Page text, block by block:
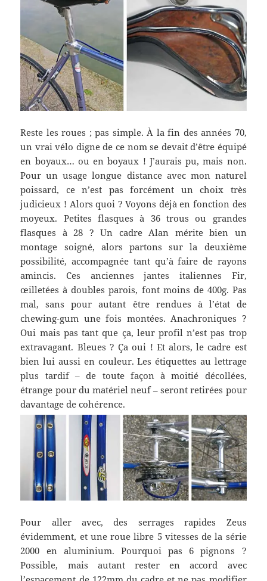
Reste les roues ; pas simple. À la fin des années 70,
un vrai vélo digne de ce nom se devait d’être équipé
en boyaux… ou en boyaux ! J’aurais pu, mais non.
Pour un usage longue distance avec mon naturel
poissard, ce n’est pas forcément un choix très
judicieux ! Alors quoi ? Voyons déjà en fonction des
moyeux. Petites flasques à 36 trous ou grandes
flasques à 28 ? Un cadre Alan mérite bien un
montage soigné, alors partons sur la deuxième
possibilité, accompagnée tant qu’à faire de rayons
amincis. Ces anciennes jantes italiennes Fir,
œilletées à doubles parois, font moins de 400g. Pas
mal, sans pour autant être rendues à l’état de
chewing-gum une fois montées. Anachroniques ?
Oui mais pas tant que ça, leur profil n’est pas trop
extravagant. Bleues ? Ça oui ! Et alors, le cadre est
bien lui aussi en couleur. Les étiquettes au lettrage
plus tardif – de toute façon à moitié décollées,
étrange pour du matériel neuf – seront retirées pour
davantage de cohérence.
Pour aller avec, des serrages rapides Zeus
évidemment, et une roue libre 5 vitesses de la série
2000 en aluminium. Pourquoi pas 6 pignons ?
Possible, mais autant rester en accord avec